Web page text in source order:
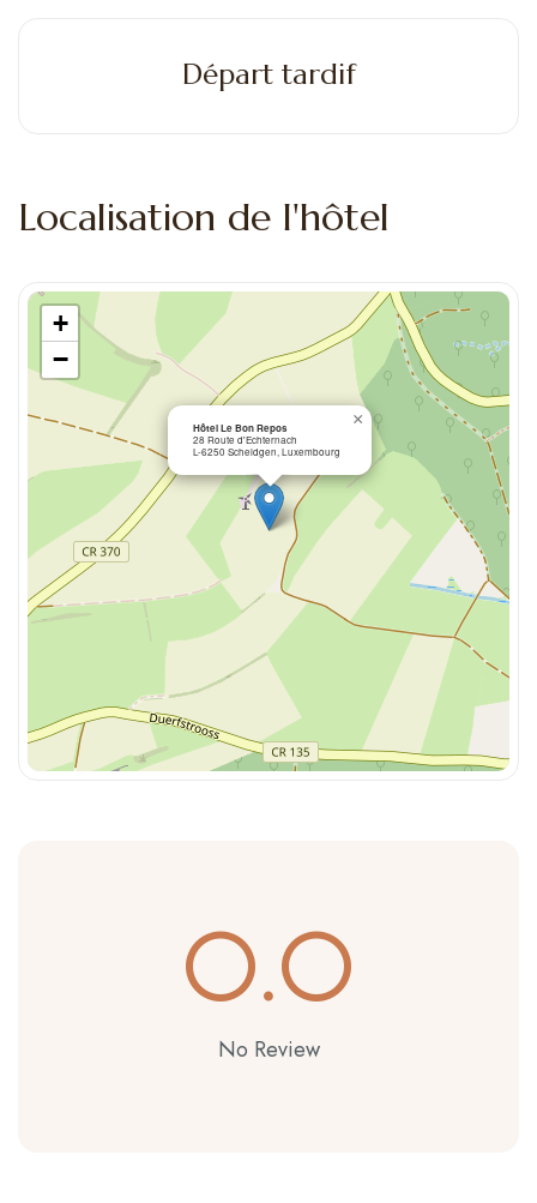
Départ tardif
Localisation de l'hôtel
Hôtel Le Bon Repos
28 Route d'Echternach
L-6250 Scheidgen, Luxembourg
×
+
−
0.0
No Review